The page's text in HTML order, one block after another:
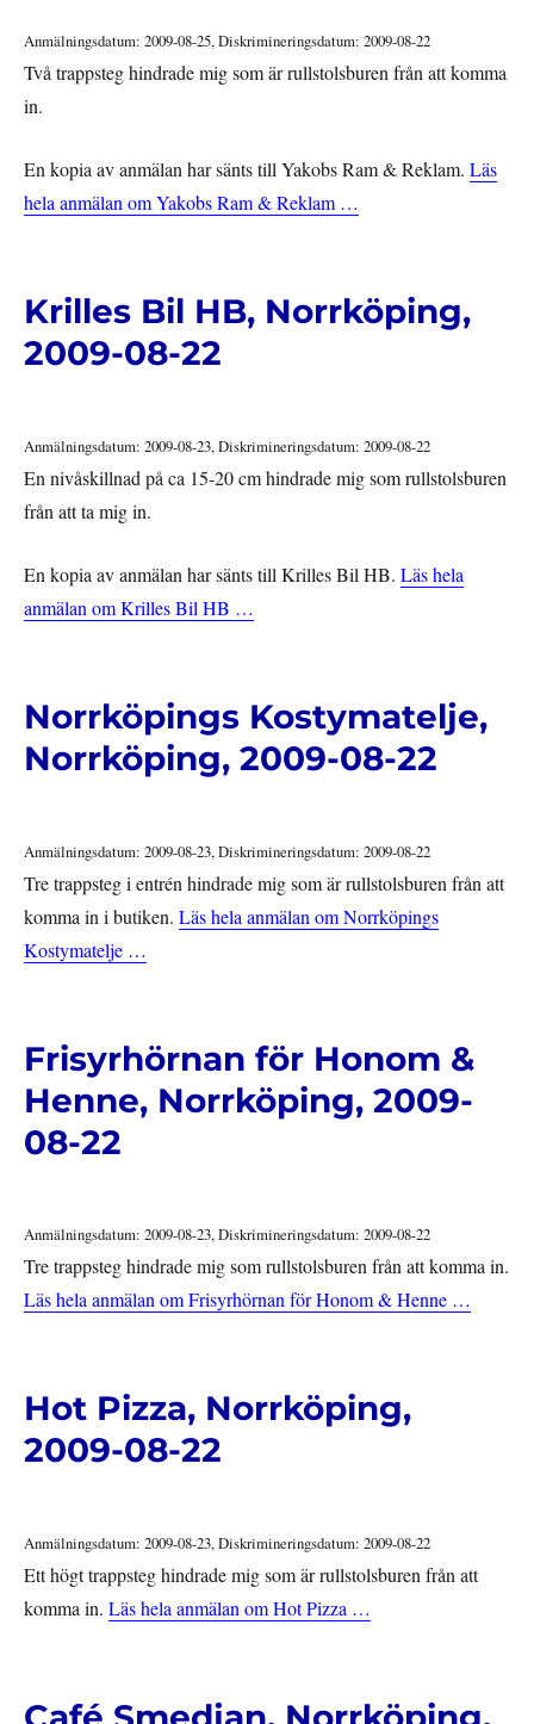
Anmälningsdatum: 2009-08-25, Diskrimineringsdatum: 2009-08-22
Två trappsteg hindrade mig som är rullstolsburen från att komma
in.
En kopia av anmälan har sänts till Yakobs Ram & Reklam.Läs
hela anmälan om Yakobs Ram & Reklam …
Krilles Bil HB, Norrköping,
2009-08-22
Anmälningsdatum: 2009-08-23, Diskrimineringsdatum: 2009-08-22
En nivåskillnad på ca 15-20 cm hindrade mig som rullstolsburen
från att ta mig in.
En kopia av anmälan har sänts till Krilles Bil HB.Läs hela
anmälan om Krilles Bil HB …
Norrköpings Kostymatelje,
Norrköping, 2009-08-22
Anmälningsdatum: 2009-08-23, Diskrimineringsdatum: 2009-08-22
Tre trappsteg i entrén hindrade mig som är rullstolsburen från att
komma in i butiken.Läs hela anmälan om Norrköpings
Kostymatelje …
Frisyrhörnan för Honom &
Henne, Norrköping, 2009-
08-22
Anmälningsdatum: 2009-08-23, Diskrimineringsdatum: 2009-08-22
Tre trappsteg hindrade mig som rullstolsburen från att komma in.
Läs hela anmälan om Frisyrhörnan för Honom & Henne …
Hot Pizza, Norrköping,
2009-08-22
Anmälningsdatum: 2009-08-23, Diskrimineringsdatum: 2009-08-22
Ett högt trappsteg hindrade mig som är rullstolsburen från att
komma in.Läs hela anmälan om Hot Pizza …